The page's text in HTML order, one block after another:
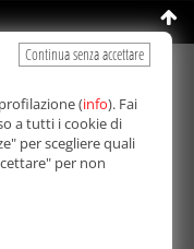
in qualunque
è proibita.
Autorizzazione del
21/10/2003
Continua senza accettare
(info). Fai
a tutti i cookie di
per scegliere quali
per non